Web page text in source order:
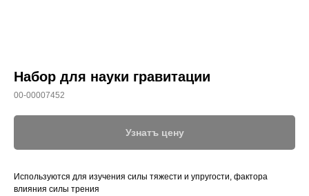
Набор для науки гравитации
00-00007452
Узнатъ цену
Используются для изучения силы тяжести и упругости, фактора
влияния силы трения